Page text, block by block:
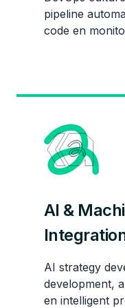
pipeline
code en
AI &
AI strategy
development,
en intelligent